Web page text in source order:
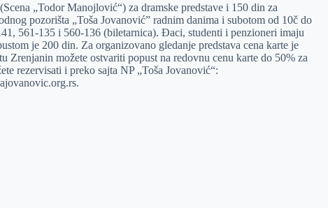
„Todor Manojlović“) za dramske predstave i 150 din za
pozorišta „Toša Jovanović” radnim danima i subotom od 10č do
561-135 i 560-136 (biletarnica). Đaci, studenti i penzioneri imaju
je 200 din. Za organizovano gledanje predstava cena karte je
Zrenjanin možete ostvariti popust na redovnu cenu karte do 50% za
rezervisati i preko sajta NP „Toša Jovanović“: